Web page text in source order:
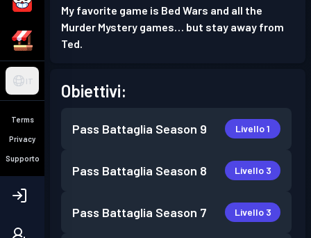
IT
Terms
Privacy
Supporto
My favorite game is Bed Wars and all the
Murder Mystery games… but stay away from
Ted.
Obiettivi:
Pass Battaglia Season 9 Livello 1
Pass Battaglia Season 8 Livello 3
Pass Battaglia Season 7 Livello 3